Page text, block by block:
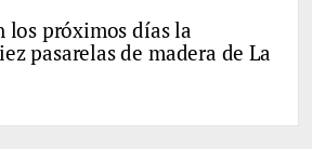
los próximos días la
pasarelas de madera de La